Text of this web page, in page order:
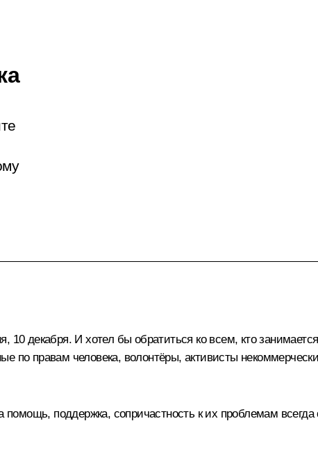
декабря. И хотел бы обратиться ко всем, кто
по правам человека, волонтёры, активисты
поддержка, сопричастность к их проблемам всегда